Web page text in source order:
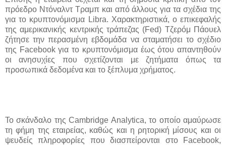
πρόεδρο Ντόναλντ Τραμπ και από άλλους για τα σχέδια της
για το κρυπτονόμισμα Libra. Χαρακτηριστικά, ο επικεφαλής
της αμερικανικής κεντρικής τράπεζας (Fed) Τζερόμ Πάουελ
ζήτησε την περασμένη εβδομάδα να σταματήσει το σχέδιο
της Facebook για το κρυπτονόμισμα έως ότου απαντηθούν
οι ανησυχίες που σχετίζονται με ζητήματα όπως τα
προσωπικά δεδομένα και το ξέπλυμα χρήματος.
Το σκάνδαλο της Cambridge Analytica, το οποίο αμαύρωσε
τη φήμη της εταιρείας, καθώς και η ρητορική μίσους και οι
ψευδείς πληροφορίες που διασπείρονται στο Facebook,